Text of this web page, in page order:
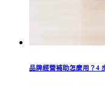
品牌經營補助怎麼用？4